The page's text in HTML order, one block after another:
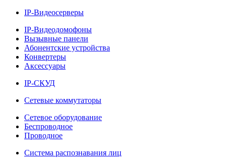
IP-Видеосерверы
IP-Видеодомофоны
Вызывные панели
Абонентские устройства
Конвертеры
Аксессуары
IP-СКУД
Сетевые коммутаторы
Сетевое оборудование
Беспроводное
Проводное
Система распознавания лиц